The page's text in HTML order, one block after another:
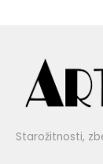
Starožitnosti,